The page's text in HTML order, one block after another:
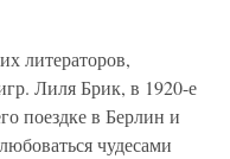
литераторов,
Лиля Брик, в 1920-е
поездке в Берлин и
чудесами